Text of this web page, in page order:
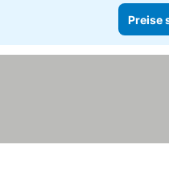
Preise